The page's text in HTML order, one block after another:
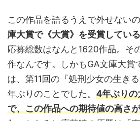
この作品を語るうえで外せないの
庫大賞で《大賞》を受賞している
応募総数はなんと1620作品。そ
作なんです。しかもGA文庫大賞
は、第11回の『処刑少女の生き
年ぶりのことでした。 4年ぶりの
で、この作品への期待値の高さ